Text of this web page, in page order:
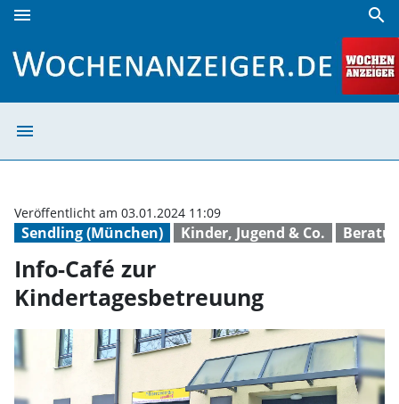
menu search
menu
Sendling (München) Kinder, Jugend & Co.
Veröffentlicht am 03.01.2024 11:09
Info-Café zur
Kindertagesbetreuung